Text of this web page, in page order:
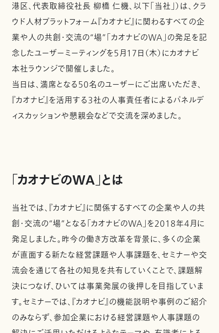
港区、代表取締役社長 柳橋 仁機、以下「当社」）は、クラ
ウド人材プラットフォーム『カオナビ』に関わるすべての企
業や人の共創・交流の“場”「カオナビのWA」の発足を記
念したユーザーミーティングを5月17日（木）にカオナビ
本社ラウンジで開催しました。
当日は、満席となる50名のユーザーにご出席いただき、
『カオナビ』を活用する3社の人事責任者によるパネルデ
ィスカッションや懇親会などで交流を深めました。
「カオナビのWA」とは
当社では、『カオナビ』に関係するすべての企業や人の共
創・交流の“場”となる「カオナビのWA」を2018年4月に
発足しました。昨今の働き方改革を背景に、多くの企業
が直面する新たな経営課題や人事課題を、セミナーや交
流会を通じて各社の知見を共有していくことで、課題解
決につなげ、ひいては事業発展の後押しを目指していま
す。セミナーでは、『カオナビ』の機能説明や事例のご紹介
のみならず、参加企業における経営課題や人事課題の